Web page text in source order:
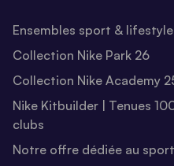
Ensembles sport &
Collection Nike Park 26
Collection Nike Academy
Nike Kitbuilder | Tenues
clubs
Notre offre dédiée au